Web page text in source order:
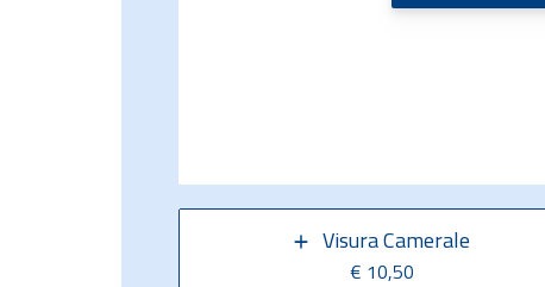
Visura Camerale
€ 10,50